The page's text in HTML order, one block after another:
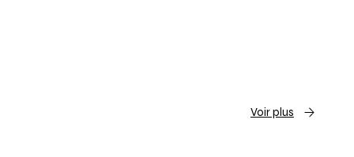
Voir plus